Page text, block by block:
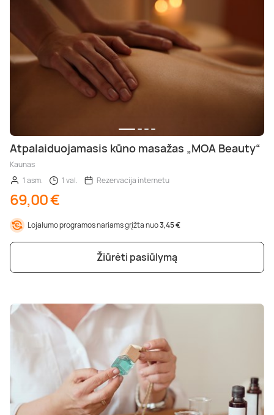
Atpalaiduojamasis kūno masažas „MOA Beauty“
Kaunas
1 asm.
1 val. Rezervacija internetu
69,00 €
Lojalumo programos nariams grįžta nuo3,45 €
Žiūrėti pasiūlymą